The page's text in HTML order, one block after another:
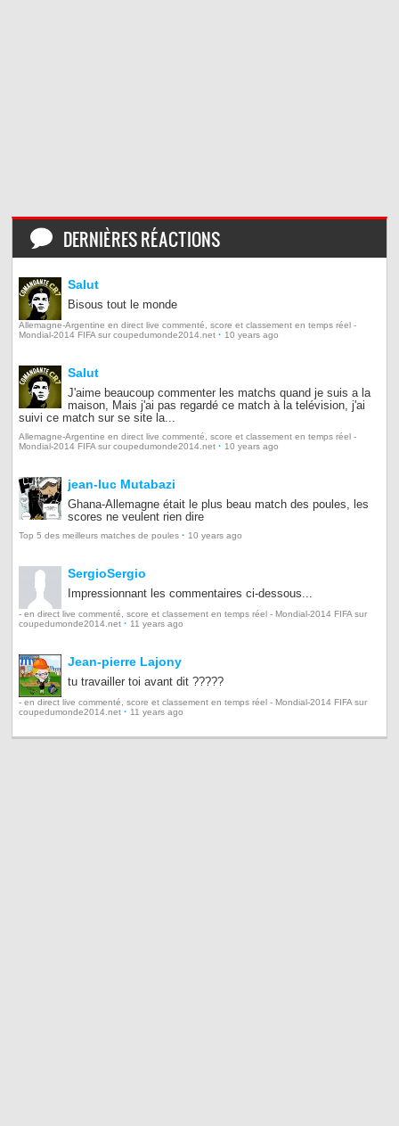
DERNIÈRES RÉACTIONS
Salut
Bisous tout le monde
Allemagne-Argentine en direct live commenté, score et classement en temps réel -
Mondial-2014 FIFA sur coupedumonde2014.net · 10 years ago
Salut
J'aime beaucoup commenter les matchs quand je suis a la
maison, Mais j'ai pas regardé ce match à la telévision, j'ai
suivi ce match sur se site la...
Allemagne-Argentine en direct live commenté, score et classement en temps réel -
Mondial-2014 FIFA sur coupedumonde2014.net · 10 years ago
jean-luc Mutabazi
Ghana-Allemagne était le plus beau match des poules, les
scores ne veulent rien dire
Top 5 des meilleurs matches de poules · 10 years ago
SergioSergio
Impressionnant les commentaires ci-dessous...
- en direct live commenté, score et classement en temps réel - Mondial-2014 FIFA sur
coupedumonde2014.net · 11 years ago
Jean-pierre Lajony
tu travailler toi avant dit ?????
- en direct live commenté, score et classement en temps réel - Mondial-2014 FIFA sur
coupedumonde2014.net · 11 years ago